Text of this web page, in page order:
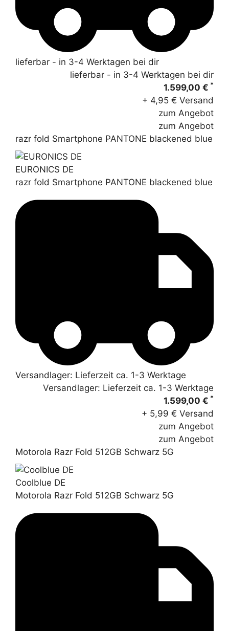
lieferbar - in 3-4 Werktagen bei dir
lieferbar - in 3-4 Werktagen bei dir
1.599,00 € *
+ 4,95 € Versand
zum Angebot
zum Angebot
razr fold Smartphone PANTONE blackened blue
EURONICS DE
razr fold Smartphone PANTONE blackened blue
Versandlager: Lieferzeit ca. 1-3 Werktage
Versandlager: Lieferzeit ca. 1-3 Werktage
1.599,00 € *
+ 5,99 € Versand
zum Angebot
zum Angebot
Motorola Razr Fold 512GB Schwarz 5G
Coolblue DE
Motorola Razr Fold 512GB Schwarz 5G